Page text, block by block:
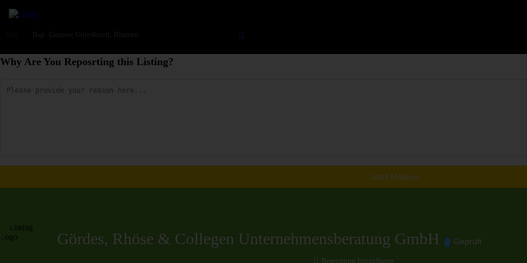
Why Are You Reposrting this Listing?
Jetzt Melden!
Gördes, Rhöse & Collegen Unternehmensberatung GmbH Geprüft
Bewertung hinzufügen